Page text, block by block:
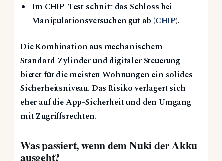
Im CHIP-Test schnitt das Schloss bei
Manipulationsversuchen gut ab (CHIP).
Die Kombination aus mechanischem
Standard-Zylinder und digitaler Steuerung
bietet für die meisten Wohnungen ein solides
Sicherheitsniveau. Das Risiko verlagert sich
eher auf die App-Sicherheit und den Umgang
mit Zugriffsrechten.
Was passiert, wenn dem Nuki der Akku
ausgeht?